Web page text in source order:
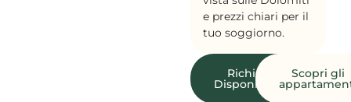
e prezzi chiari per il
tuo soggiorno.
Richiedi
Disponibilità
Scopri gli